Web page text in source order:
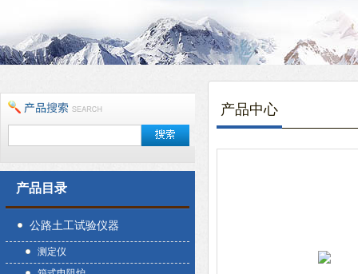
产品目录
公路土工试验仪器
测定仪
产品中心